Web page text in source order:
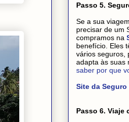
Passo 5.
Se a sua
precisar de um
compramos na
benefício. Eles
vários seguros,
adapta às suas
saber por que
Site da Seguro
Passo 6. Viaje